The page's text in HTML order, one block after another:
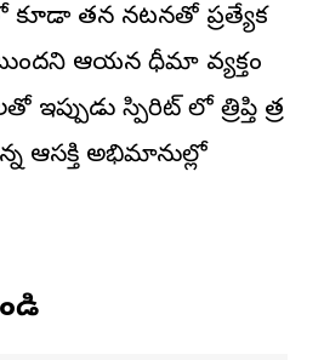
లో కూడా తన నటనతో ప్రత్యేక
ఆయన ధీమా వ్యక్తం
స్పిరిట్ లో త్రిప్తి పాత్ర
ఆసక్తి అభిమానుల్లో